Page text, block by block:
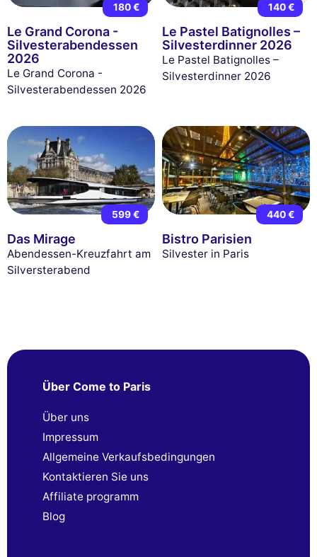
180 €
Le Grand Corona -
Silvesterabendessen
2026
Le Grand Corona -
Silvesterabendessen 2026
140 €
Le Pastel Batignolles –
Silvesterdinner 2026
Le Pastel Batignolles –
Silvesterdinner 2026
599 €
Das Mirage
Abendessen-Kreuzfahrt am
Silversterabend
440 €
Bistro Parisien
Silvester in Paris
Über Come to Paris
Über uns
Impressum
Allgemeine Verkaufsbedingungen
Kontaktieren Sie uns
Affiliate programm
Blog